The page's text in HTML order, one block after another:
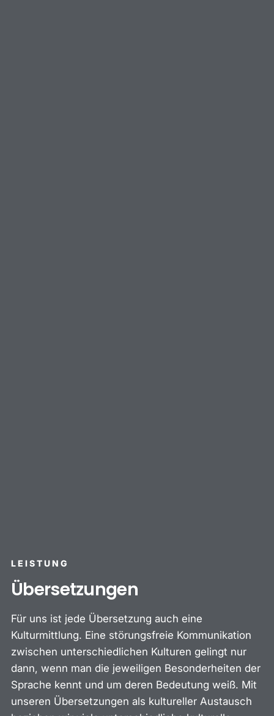
LEISTUNG
Übersetzungen
Für uns ist jede Übersetzung auch eine
Kulturmittlung. Eine störungsfreie Kommunikation
zwischen unterschiedlichen Kulturen gelingt nur
dann, wenn man die jeweiligen Besonderheiten der
Sprache kennt und um deren Bedeutung weiß. Mit
unseren Übersetzungen als kultureller Austausch